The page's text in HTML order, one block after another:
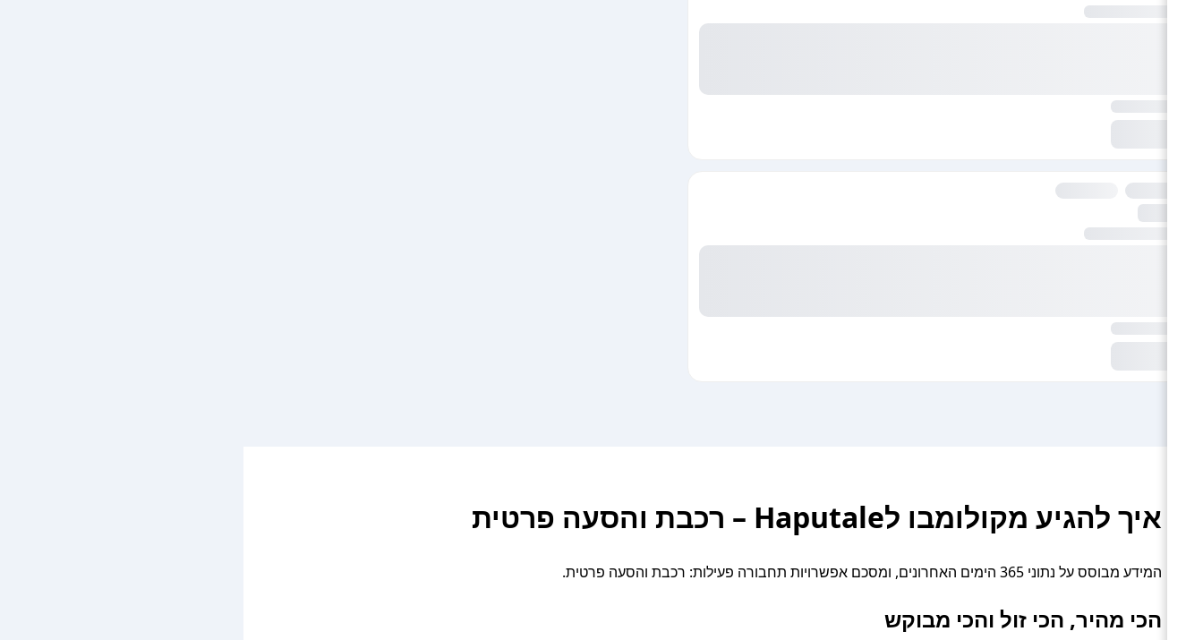
איך להגיע מקולומבו לHaputale – רכבת והסעה פרטית
המידע מבוסס על נתוני 365 הימים האחרונים, ומסכם אפשרויות תחבורה פעילות: רכבת והסעה פרטית.
הכי מהיר, הכי זול והכי מבוקש